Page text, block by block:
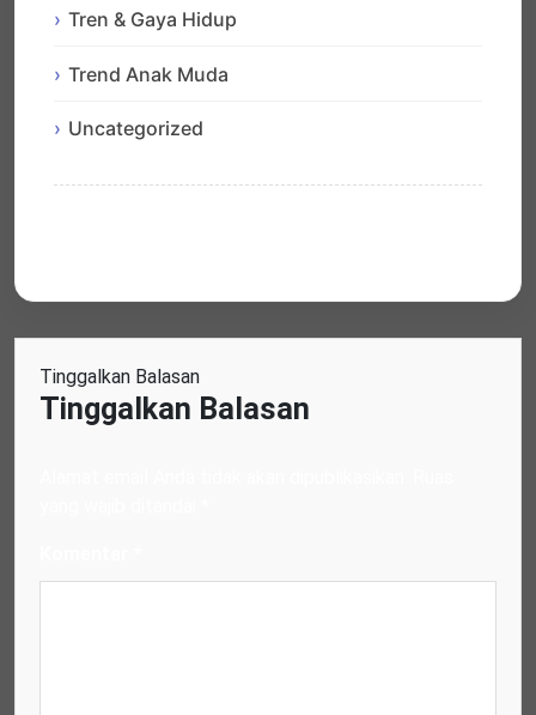
Tren & Gaya Hidup
Trend Anak Muda
Uncategorized
Tinggalkan Balasan
Tinggalkan Balasan